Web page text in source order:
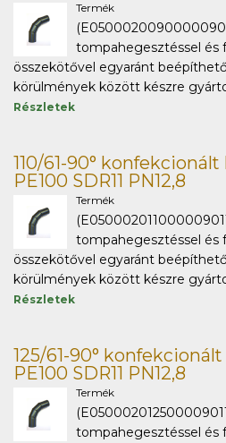
Termék
tompahegesztéssel és
összekötővel egyaránt
körülmények között készre
Részletek
110/61-90°
PE100 SDR11 PN12,8
Termék
tompahegesztéssel és
összekötővel egyaránt
körülmények között készre
Részletek
125/61-90°
PE100 SDR11 PN12,8
Termék
tompahegesztéssel és